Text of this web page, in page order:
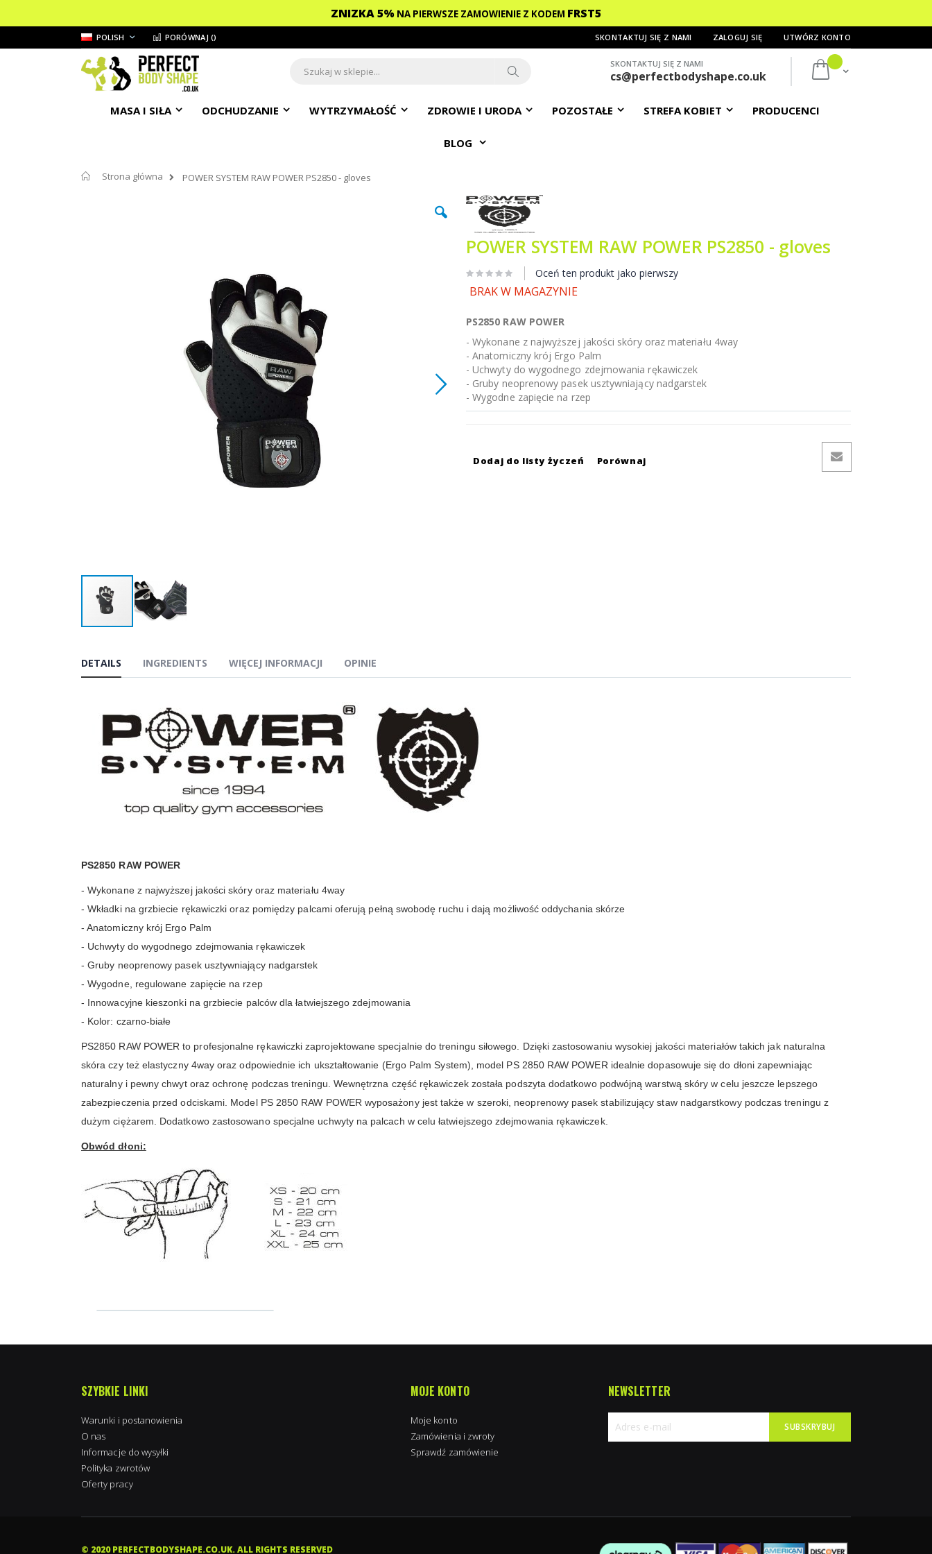
ZNIZKA 5% NA PIERWSZE ZAMOWIENIE Z KODEM FRST5
Przejdź
do
treści
JĘZYKPOLISH SKONTAKTUJ SIĘ Z NAMI
PORÓWNAJ () ZALOGUJ SIĘ UTWÓRZ KONTO
Mój koszyk
SKONTAKTUJ SIĘ Z NAMI
cs@perfectbodyshape.co.uk
MASA I SIŁA ODCHUDZANIE WYTRZYMAŁOŚĆ ZDROWIE I URODA POZOSTAŁE STREFA KOBIET PRODUCENCI
BLOG
Strona główna
POWER SYSTEM RAW POWER PS2850 - gloves
początek
POWER SYSTEM RAW POWER PS2850 - gloves
Oceń ten produkt jako pierwszy
BRAK W MAGAZYNIE
PS2850 RAW POWER
- Wykonane z najwyższej jakości skóry oraz materiału 4way
- Anatomiczny krój Ergo Palm
- Uchwyty do wygodnego zdejmowania rękawiczek
- Gruby neoprenowy pasek usztywniający nadgarstek
- Wygodne zapięcie na rzep
Dodaj do listy życzeń Porównaj
DETAILS
PS2850 RAW POWER
- Wykonane z najwyższej jakości skóry oraz materiału 4way
- Wkładki na grzbiecie rękawiczki oraz pomiędzy palcami oferują pełną swobodę ruchu i dają możliwość oddychania skórze
- Anatomiczny krój Ergo Palm
- Uchwyty do wygodnego zdejmowania rękawiczek
- Gruby neoprenowy pasek usztywniający nadgarstek
- Wygodne, regulowane zapięcie na rzep
- Innowacyjne kieszonki na grzbiecie palców dla łatwiejszego zdejmowania
- Kolor: czarno-białe
PS2850 RAW POWER to profesjonalne rękawiczki zaprojektowane specjalnie do treningu siłowego. Dzięki zastosowaniu wysokiej jakości materiałów takich jak naturalna
skóra czy też elastyczny 4way oraz odpowiednie ich ukształtowanie (Ergo Palm System), model PS 2850 RAW POWER idealnie dopasowuje się do dłoni zapewniając
naturalny i pewny chwyt oraz ochronę podczas treningu. Wewnętrzna część rękawiczek została podszyta dodatkowo podwójną warstwą skóry w celu jeszcze lepszego
zabezpieczenia przed odciskami. Model PS 2850 RAW POWER wyposażony jest także w szeroki, neoprenowy pasek stabilizujący staw nadgarstkowy podczas treningu z
dużym ciężarem. Dodatkowo zastosowano specjalne uchwyty na palcach w celu łatwiejszego zdejmowania rękawiczek.
Obwód dłoni:
INGREDIENTS WIĘCEJ INFORMACJI OPINIE
SZYBKIE LINKI
Warunki i postanowienia
O nas
Informacje do wysyłki
Polityka zwrotów
Oferty pracy
MOJE KONTO
Moje konto
Zamówienia i zwroty
Sprawdź zamówienie
NEWSLETTER
SUBSKRYBUJ
© 2020 PERFECTBODYSHAPE.CO.UK. ALL RIGHTS RESERVED
Anna in Chippenham, Wielka Brytania